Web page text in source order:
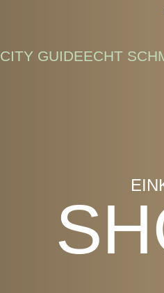
CITY GUIDEECHT